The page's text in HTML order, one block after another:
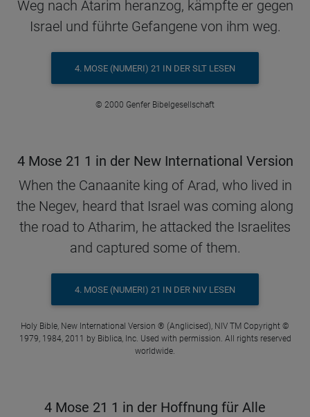
Weg nach Atarim heranzog, kämpfte er gegen
Israel und führte Gefangene von ihm weg.
4. MOSE (NUMERI) 21 IN DER SLT LESEN
© 2000 Genfer Bibelgesellschaft
4 Mose 21 1 in der New International Version
When the Canaanite king of Arad, who lived in
the Negev, heard that Israel was coming along
the road to Atharim, he attacked the Israelites
and captured some of them.
4. MOSE (NUMERI) 21 IN DER NIV LESEN
Holy Bible, New International Version ® (Anglicised), NIV TM Copyright ©
1979, 1984, 2011 by Biblica, Inc. Used with permission. All rights reserved
worldwide.
4 Mose 21 1 in der Hoffnung für Alle